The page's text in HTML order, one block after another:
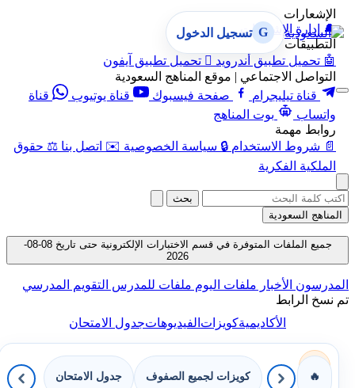
الإشعارات
🔔
إدارة الإشعارات
التطبيقات
🤖 تحميل تطبيق أندرويد  تحميل تطبيق آيفون
التواصل الاجتماعي | موقع المناهج السعودية
قناة تيليجرام
صفحة فيسبوك قناة يوتيوب
قناة
واتساب
بوت المناهج
روابط مهمة
📄 شروط الاستخدام 🔒 سياسة الخصوصية ✉️ اتصل بنا ⚖️ حقوق
الملكية الفكرية
G تسجيل الدخول
بحث
المناهج السعودية
جميع الملفات المتوفرة في قسم الاختبارات الإلكترونية حتى تاريخ 08-08-
2026
المدرسون الأخبار ملفات اليوم ملفات للمدرس التقويم المدرسي
تم نسخ الرابط
الأكاديميةكويزاتالفيديوهاتجدول الامتحان
🔥 كويزات لجميع الصفوف جدول الامتحان